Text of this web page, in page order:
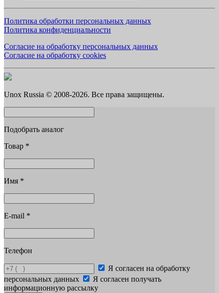
Политика обработки персональных данных
Политика конфиденциальности
Согласие на обработку персональных данных
Согласие на обработку cookies
Unox Russia © 2008-2026. Все права защищены.
Подобрать аналог
Товар *
Имя *
E-mail *
Телефон
Я согласен на обработку
персональных данных
Я согласен получать
информационную рассылку